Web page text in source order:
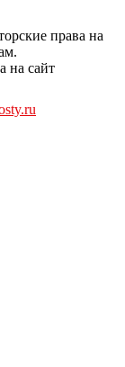
права на
на сайт